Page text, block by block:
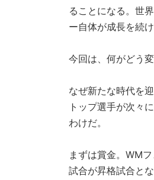
ることになる。世
ー自体が成長を続
今回は、何がどう
なぜ新たな時代を
トップ選手が次々
わけだ。
まずは賞金。WM
試合が昇格試合と